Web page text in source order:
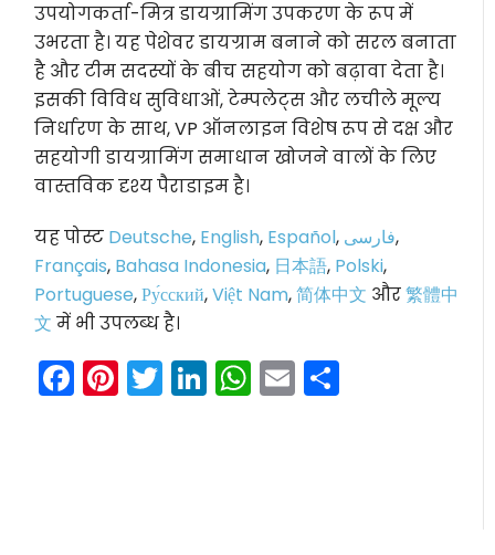
उपयोगकर्ता-मित्र डायग्रामिंग उपकरण के रूप में
उभरता है। यह पेशेवर डायग्राम बनाने को सरल बनाता
है और टीम सदस्यों के बीच सहयोग को बढ़ावा देता है।
इसकी विविध सुविधाओं, टेम्पलेट्स और लचीले मूल्य
निर्धारण के साथ, VP ऑनलाइन विशेष रूप से दक्ष और
सहयोगी डायग्रामिंग समाधान खोजने वालों के लिए
वास्तविक दृश्य पैराडाइम है।
यह पोस्ट Deutsche, English, Español, فارسی,
Français, Bahasa Indonesia, 日本語, Polski,
Portuguese,Ру́сский,Việt Nam,简体中文 और繁體中
文 में भी उपलब्ध है।
Facebook
Pinterest
Twitter
LinkedIn
WhatsApp
Email